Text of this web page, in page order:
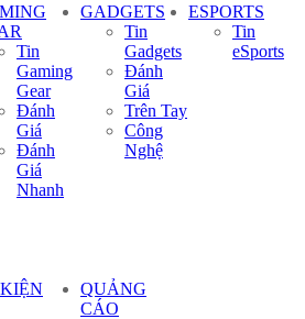
Tin
Gaming
Gear
Đánh
Giá
Đánh
Giá
Nhanh
GADGETS
Tin
Gadgets
Đánh
Giá
Trên Tay
Công
Nghệ
ESPORTS
Tin
eSports
QUẢNG
CÁO